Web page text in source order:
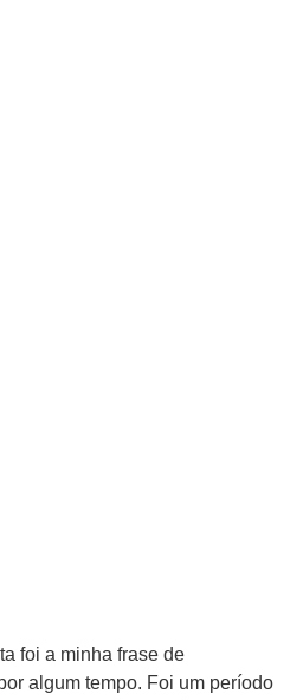
foi a minha frase de
algum tempo. Foi um período